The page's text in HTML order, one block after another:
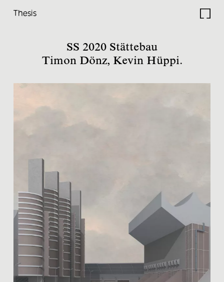
Thesis
Current
Lectures
Travels
Research
Thesis
Electives
Team
Home
Instagram
SS 2020 Stättebau
Timon Dönz, Kevin Hüppi.